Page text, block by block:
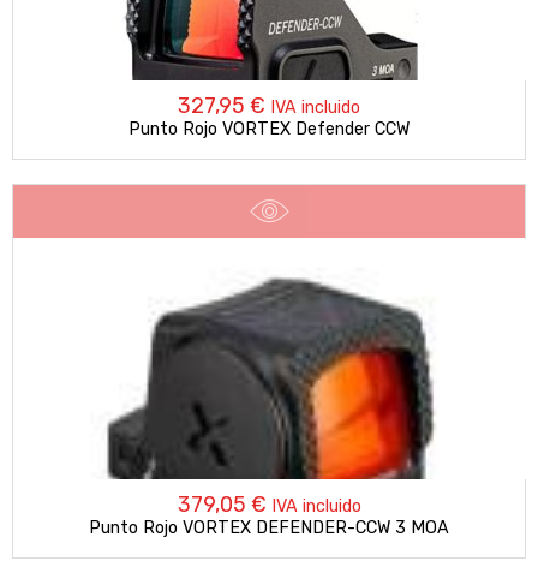
327,95 € IVA incluido
Punto Rojo VORTEX Defender CCW
379,05 € IVA incluido
Punto Rojo VORTEX DEFENDER-CCW 3 MOA